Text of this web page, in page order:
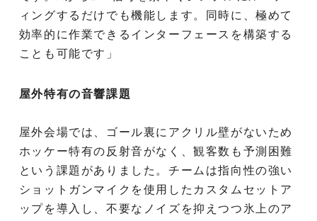
ィングするだけでも機能します。同時に、極めて
効率的に作業できるインターフェースを構築する
ことも可能です」
屋外特有の音響課題
屋外会場では、ゴール裏にアクリル壁がないため
ホッケー特有の反射音がなく、観客数も予測困難
という課題がありました。チームは指向性の強い
ショットガンマイクを使用したカスタムセットア
ップを導入し、不要なノイズを抑えつつ氷上のア